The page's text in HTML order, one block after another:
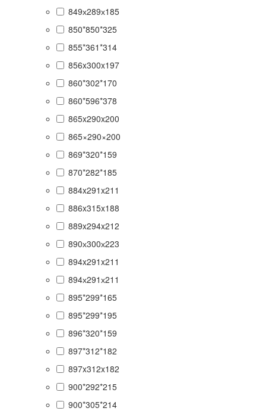
849х289х185
850*850*325
855*361*314
856x300x197
860*302*170
860*596*378
865x290x200
865×290×200
869*320*159
870*282*185
884x291x211
886x315x188
889x294x212
890х300х223
894x291x211
894х291х211
895*299*165
895*299*195
896*320*159
897*312*182
897x312x182
900*292*215
900*305*214